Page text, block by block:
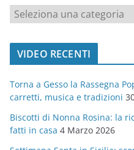
a
t
o
r
i
e
VIDEO RECENTI
Torna a Gesso la Rassegna
carretti, musica e tradizioni
Biscotti di Nonna Rosina: la
fatti in casa 4 Marzo 2026